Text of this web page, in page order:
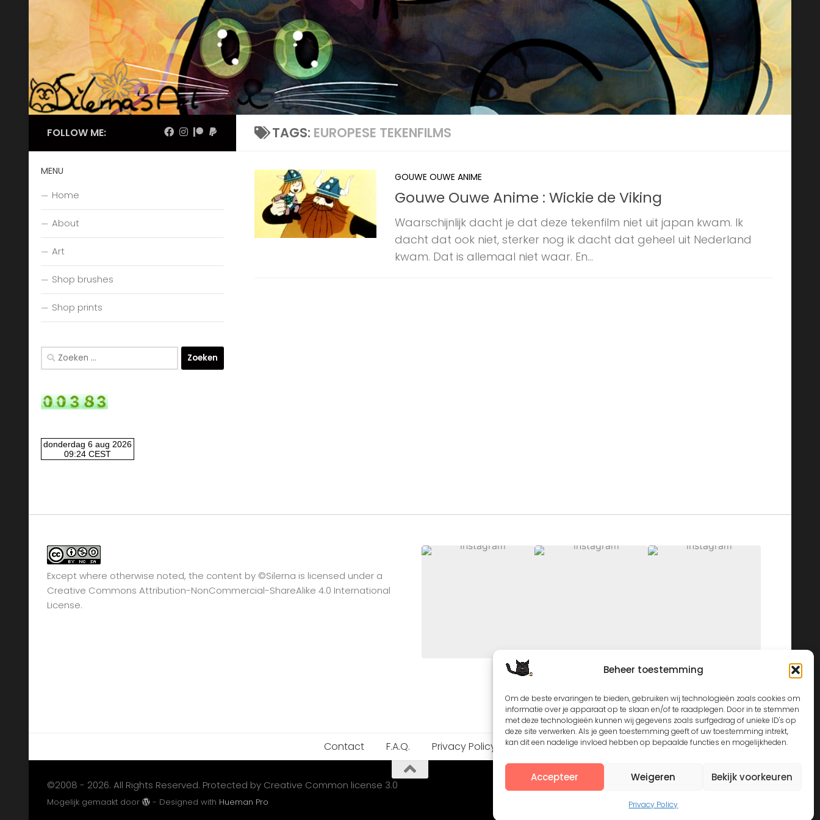
Beheer toestemming
Om de beste ervaringen te bieden, gebruiken wij technologieën zoals cookies om
informatie over je apparaat op te slaan en/of te raadplegen. Door in te stemmen
met deze technologieën kunnen wij gegevens zoals surfgedrag of unieke ID's op
deze site verwerken. Als je geen toestemming geeft of uw toestemming intrekt,
kan dit een nadelige invloed hebben op bepaalde functies en mogelijkheden.
Accepteer Weigeren Bekijk voorkeuren
Privacy Policy
Skip to content
TAGS: EUROPESE TEKENFILMS
GOUWE OUWE ANIME
Gouwe Ouwe Anime : Wickie de Viking
Waarschijnlijk dacht je dat deze tekenfilm niet uit japan kwam. Ik
dacht dat ook niet, sterker nog ik dacht dat geheel uit Nederland
kwam. Dat is allemaal niet waar. En...
FOLLOW ME:
MENU
Home
About
Art
Shop brushes
Shop prints
Zoeken
naar:
Except where otherwise noted, the content by ©Silerna is licensed under a
Creative Commons Attribution-NonCommercial-ShareAlike 4.0 International
License.
Contact F.A.Q. Privacy Policy
©2008 - 2026. All Rights Reserved. Protected by Creative Common license 3.0
Mogelijk gemaakt door - Designed with Hueman Pro